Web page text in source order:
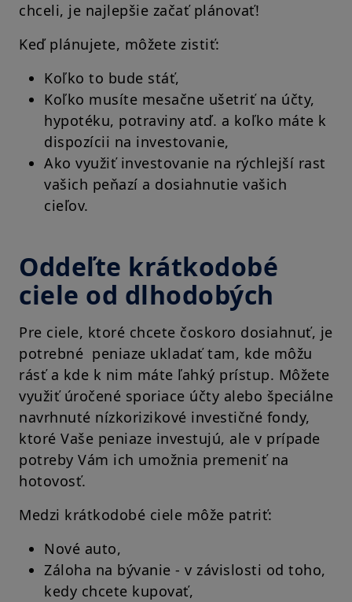
chceli, je najlepšie začať plánovať!
Keď plánujete, môžete zistiť:
Koľko to bude stáť,
Koľko musíte mesačne ušetriť na účty,
hypotéku, potraviny atď. a koľko máte k
dispozícii na investovanie,
Ako využiť investovanie na rýchlejší rast
vašich peňazí a dosiahnutie vašich
cieľov.
Oddeľte krátkodobé
ciele od dlhodobých
Pre ciele, ktoré chcete čoskoro dosiahnuť, je
potrebné peniaze ukladať tam, kde môžu
rásť a kde k nim máte ľahký prístup. Môžete
využiť úročené sporiace účty alebo špeciálne
navrhnuté nízkorizikové investičné fondy,
ktoré Vaše peniaze investujú, ale v prípade
potreby Vám ich umožnia premeniť na
hotovosť.
Medzi krátkodobé ciele môže patriť:
Nové auto,
Záloha na bývanie - v závislosti od toho,
kedy chcete kupovať,